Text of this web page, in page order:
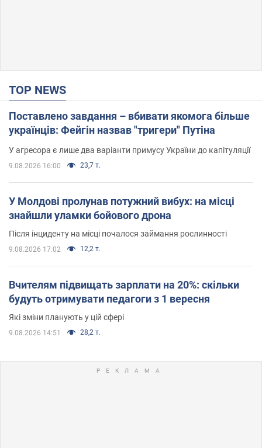
TOP NEWS
Поставлено завдання – вбивати якомога більше
українців: Фейгін назвав "тригери" Путіна
У агресора є лише два варіанти примусу України до капітуляції
9.08.2026 16:00 23,7 т.
У Молдові пролунав потужний вибух: на місці
знайшли уламки бойового дрона
Після інциденту на місці почалося займання рослинності
9.08.2026 17:02 12,2 т.
Вчителям підвищать зарплати на 20%: скільки
будуть отримувати педагоги з 1 вересня
Які зміни планують у цій сфері
9.08.2026 14:51 28,2 т.